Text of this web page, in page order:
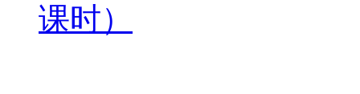
课时）